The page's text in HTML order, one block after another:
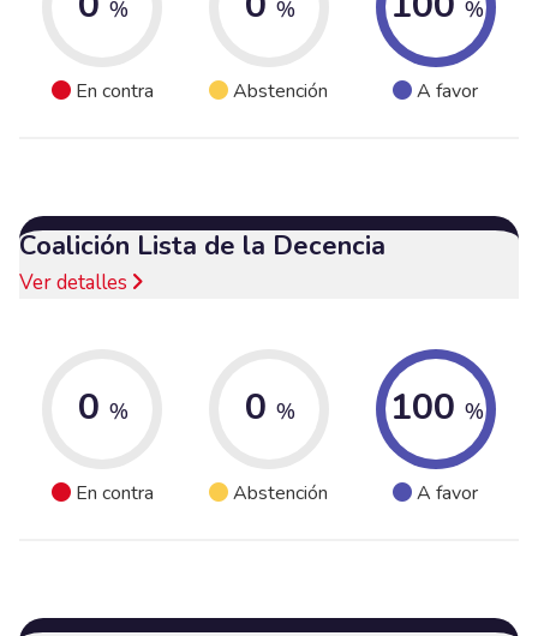
%
En contra
%
Abstención
%
A favor
Coalición Lista de la Decencia
Ver detalles
0 %
En contra
0 %
Abstención
100 %
A favor